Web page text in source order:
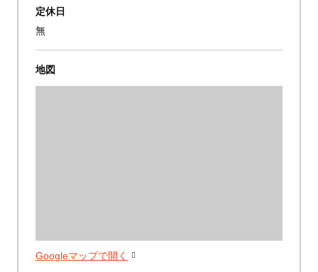
定休日
無
地図
Googleマップで開く